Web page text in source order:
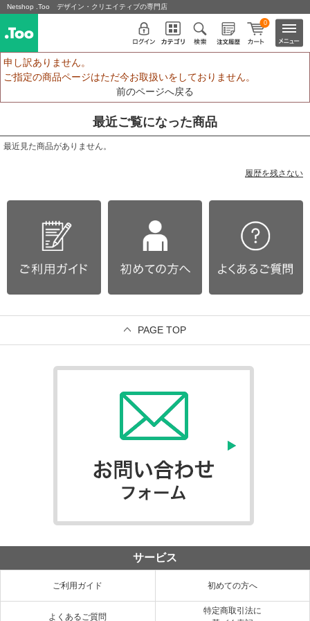
Netshop .Too デザイン・クリエイティブの専門店
0
申し訳ありません。
ご指定の商品ページはただ今お取扱いをしておりません。
前のページへ戻る
最近ご覧になった商品
最近見た商品がありません。
履歴を残さない
PAGE TOP
サービス
ご利用ガイド 初めての方へ
よくあるご質問
特定商取引法に